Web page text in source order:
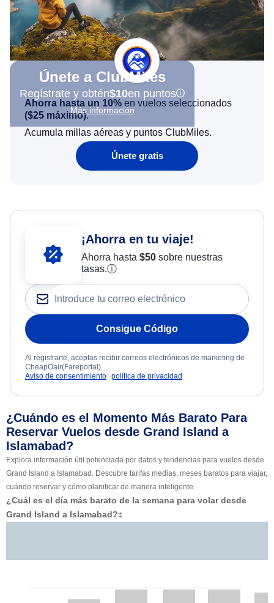
Únete a ClubMiles
Regístrate y obtén$10en puntos
Más información
Ahorra hasta un 10% en vuelos seleccionados
($25 máximo).
Acumula millas aéreas y puntos ClubMiles.
Únete gratis
¡Ahorra en tu viaje!
Ahorra hasta $50sobre nuestras
tasas.ⓘ
Consigue Código
Al registrarte, aceptas recibir correos electrónicos de marketing de
CheapOair(Fareportal).
Aviso de consentimiento política de privacidad
¿Cuándo es el Momento Más Barato Para
Reservar Vuelos desde Grand Island a
Islamabad?
Explora información útil potenciada por datos y tendencias para vuelos desde
Grand Island a Islamabad. Descubre tarifas medias, meses baratos para viajar,
cuándo reservar y cómo planificar de manera inteligente.
¿Cuál es el día más barato de la semana para volar desde
Grand Island a Islamabad?‡